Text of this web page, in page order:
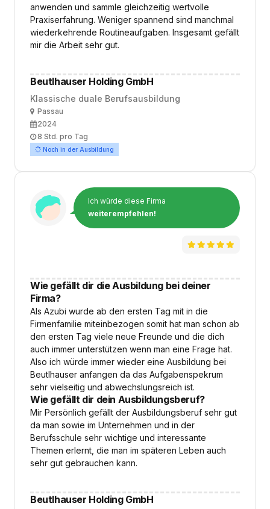
anwenden und sammle gleichzeitig wertvolle
Praxiserfahrung. Weniger spannend sind manchmal
wiederkehrende Routineaufgaben. Insgesamt gefällt
mir die Arbeit sehr gut.
Beutlhauser Holding GmbH
Klassische duale Berufsausbildung
OrtPassau
Ausbildungsbeginn
2024
Arbeitszeit
8 Std. pro Tag
Noch in der Ausbildung
Ich würde diese Firma
weiterempfehlen!
Wie gefällt dir die Ausbildung bei deiner
Firma?
Als Azubi wurde ab den ersten Tag mit in die
Firmenfamilie miteinbezogen somit hat man schon ab
den ersten Tag viele neue Freunde und die dich
auch immer unterstützen wenn man eine Frage hat.
Also ich würde immer wieder eine Ausbildung bei
Beutlhauser anfangen da das Aufgabenspekrum
sehr vielseitig und abwechslungsreich ist.
Wie gefällt dir dein Ausbildungsberuf?
Mir Persönlich gefällt der Ausbildungsberuf sehr gut
da man sowie im Unternehmen und in der
Berufsschule sehr wichtige und interessante
Themen erlernt, die man im späteren Leben auch
sehr gut gebrauchen kann.
Beutlhauser Holding GmbH